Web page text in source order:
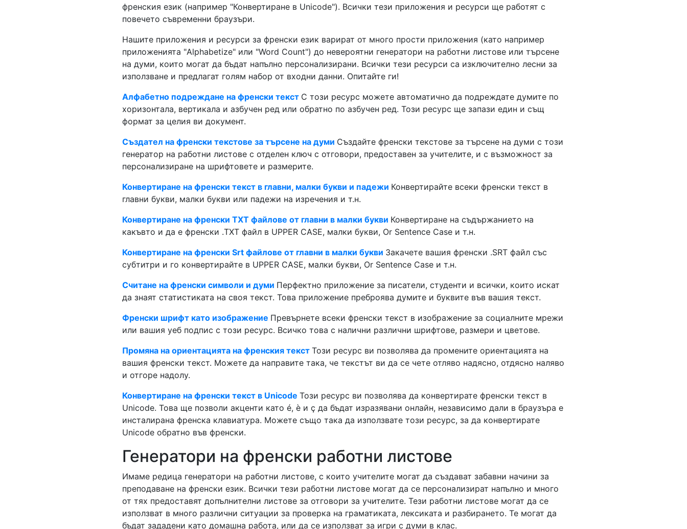
френския език (например "Конвертиране в Unicode"). Всички тези приложения и ресурси ще работят с
повечето съвременни браузъри.
Нашите приложения и ресурси за френски език варират от много прости приложения (като например
приложенията "Alphabetize" или "Word Count") до невероятни генератори на работни листове или търсене
на думи, които могат да бъдат напълно персонализирани. Всички тези ресурси са изключително лесни за
използване и предлагат голям набор от входни данни. Опитайте ги!
Алфабетно подреждане на френски текст С този ресурс можете автоматично да подреждате думите по
хоризонтала, вертикала и азбучен ред или обратно по азбучен ред. Този ресурс ще запази един и същ
формат за целия ви документ.
Създател на френски текстове за търсене на думи Създайте френски текстове за търсене на думи с този
генератор на работни листове с отделен ключ с отговори, предоставен за учителите, и с възможност за
персонализиране на шрифтовете и размерите.
Конвертиране на френски текст в главни, малки букви и падежи Конвертирайте всеки френски текст в
главни букви, малки букви или падежи на изречения и т.н.
Конвертиране на френски TXT файлове от главни в малки букви Конвертиране на съдържанието на
какъвто и да е френски .TXT файл в UPPER CASE, малки букви, Or Sentence Case и т.н.
Конвертиране на френски Srt файлове от главни в малки букви Закачете вашия френски .SRT файл със
субтитри и го конвертирайте в UPPER CASE, малки букви, Or Sentence Case и т.н.
Считане на френски символи и думи Перфектно приложение за писатели, студенти и всички, които искат
да знаят статистиката на своя текст. Това приложение преброява думите и буквите във вашия текст.
Френски шрифт като изображение Превърнете всеки френски текст в изображение за социалните мрежи
или вашия уеб подпис с този ресурс. Всичко това с налични различни шрифтове, размери и цветове.
Промяна на ориентацията на френския текст Този ресурс ви позволява да промените ориентацията на
вашия френски текст. Можете да направите така, че текстът ви да се чете отляво надясно, отдясно наляво
и отгоре надолу.
Конвертиране на френски текст в Unicode Този ресурс ви позволява да конвертирате френски текст в
Unicode. Това ще позволи акценти като é, è и ç да бъдат изразявани онлайн, независимо дали в браузъра е
инсталирана френска клавиатура. Можете също така да използвате този ресурс, за да конвертирате
Unicode обратно във френски.
Генератори на френски работни листове
Имаме редица генератори на работни листове, с които учителите могат да създават забавни начини за
преподаване на френски език. Всички тези работни листове могат да се персонализират напълно и много
от тях предоставят допълнителни листове за отговори за учителите. Тези работни листове могат да се
използват в много различни ситуации за проверка на граматиката, лексиката и разбирането. Те могат да
бъдат зададени като домашна работа, или да се използват за игри с думи в клас.